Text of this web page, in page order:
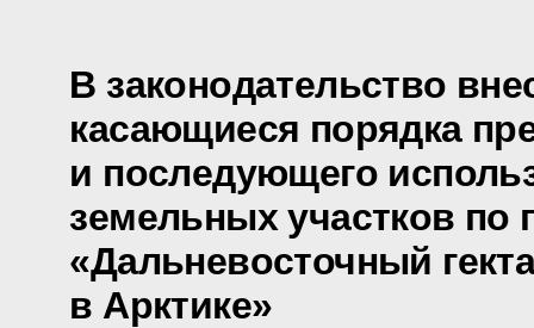
В законодательство
касающиеся порядка
и последующего
земельных участков по
«Дальневосточный
в Арктике»